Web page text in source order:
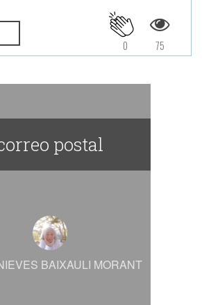
75
0
postal
BAIXAULI MORANT